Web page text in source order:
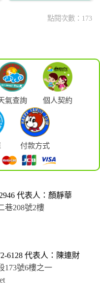
點閱次數：173
氣查詢 個人契約
付款方式
代表人：顏靜華
巷208號2樓
6128 代表人：陳連財
173號6樓之一